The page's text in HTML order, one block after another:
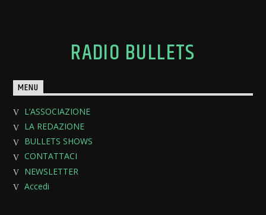
RADIO BULLETS
MENU
L’ASSOCIAZIONE
LA REDAZIONE
BULLETS SHOWS
CONTATTACI
NEWSLETTER
Accedi